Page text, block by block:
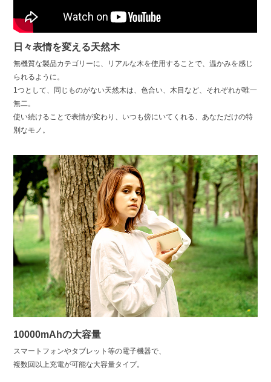
日々表情を変える天然木
無機質な製品カテゴリーに、リアルな木を使用することで、温かみを感じ
られるように。
1つとして、同じものがない天然木は、色合い、木目など、それぞれが唯一
無二。
使い続けることで表情が変わり、いつも傍にいてくれる、あなただけの特
別なモノ。
10000mAhの大容量
スマートフォンやタブレット等の電子機器で、
複数回以上充電が可能な大容量タイプ。